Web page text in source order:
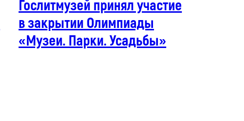
Гослитмузей принял участие
в закрытии Олимпиады
«Музеи. Парки. Усадьбы»